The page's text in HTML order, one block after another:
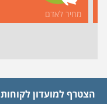
מחיר לאדם
הצטרף למועדון לקוחות